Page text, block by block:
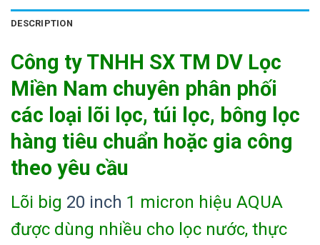
DESCRIPTION
Công ty TNHH SX TM DV Lọc
Miền Nam chuyên phân phối
các loại lõi lọc, túi lọc, bông lọc
hàng tiêu chuẩn hoặc gia công
theo yêu cầu
Lõi big 20 inch 1 micron hiệu AQUA
được dùng nhiều cho lọc nước, thực